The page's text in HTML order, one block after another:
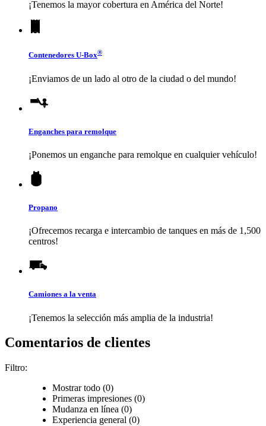
¡Tenemos la mayor cobertura en América del Norte!
Contenedores U-Box®
¡Enviamos de un lado al otro de la ciudad o del mundo!
Enganches para remolque
¡Ponemos un enganche para remolque en cualquier vehículo!
Propano
¡Ofrecemos recarga e intercambio de tanques en más de 1,500
centros!
Camiones a la venta
¡Tenemos la selección más amplia de la industria!
Comentarios de clientes
Filtro:
Mostrar todo (0)
Primeras impresiones (0)
Mudanza en línea (0)
Experiencia general (0)